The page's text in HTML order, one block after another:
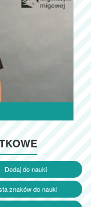
Dodaj do nauki
znaków do nauki